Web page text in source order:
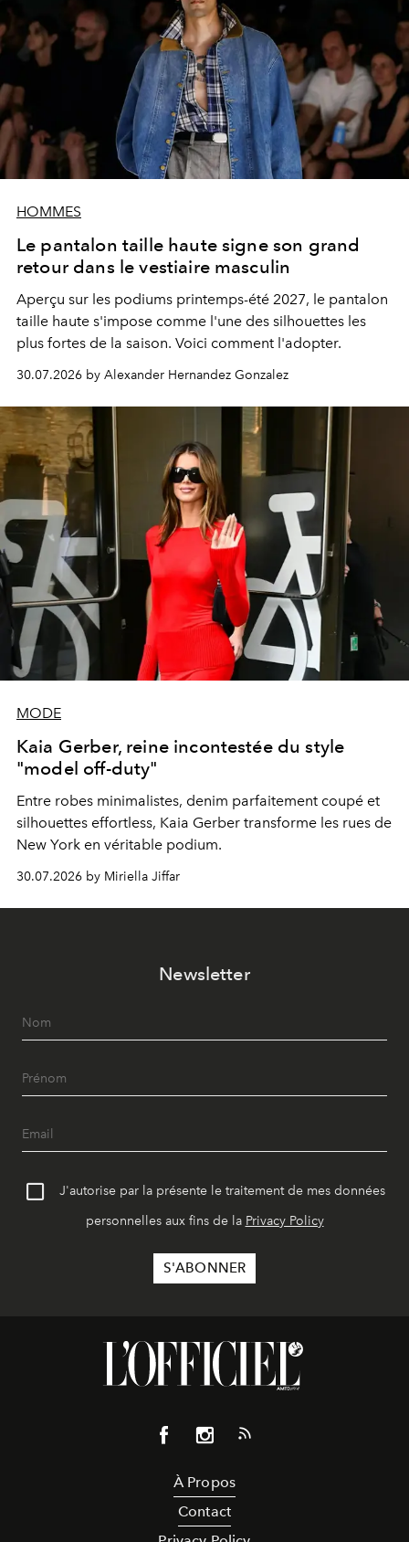
HOMMES
Le pantalon taille haute signe son grand
retour dans le vestiaire masculin
Aperçu sur les podiums printemps-été 2027, le pantalon
taille haute s'impose comme l'une des silhouettes les
plus fortes de la saison. Voici comment l'adopter.
30.07.2026 by Alexander Hernandez Gonzalez
MODE
Kaia Gerber, reine incontestée du style
"model off-duty"
Entre robes minimalistes, denim parfaitement coupé et
silhouettes effortless, Kaia Gerber transforme les rues de
New York en véritable podium.
30.07.2026 by Miriella Jiffar
Newsletter
J'autorise par la présente le traitement de mes données
personnelles aux fins de la Privacy Policy
À Propos
Contact